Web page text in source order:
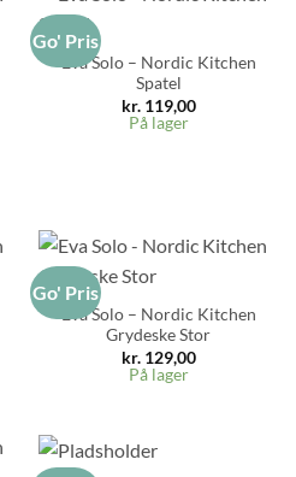
Go' Pris
Eva Solo – Nordic Kitchen
Spatel
kr.119,00
På lager
Go' Pris
Eva Solo – Nordic Kitchen
Grydeske Stor
kr.129,00
På lager